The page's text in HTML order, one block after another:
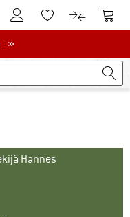
Tästä asiakastililleTästä toivelistalle.
Tästä
»
Hannes